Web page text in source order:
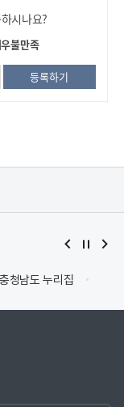
시나요?
불만족
충청남도 누리집